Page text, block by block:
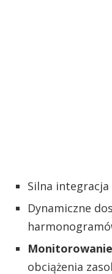
Silna integracja
Dynamiczne
obciążenia